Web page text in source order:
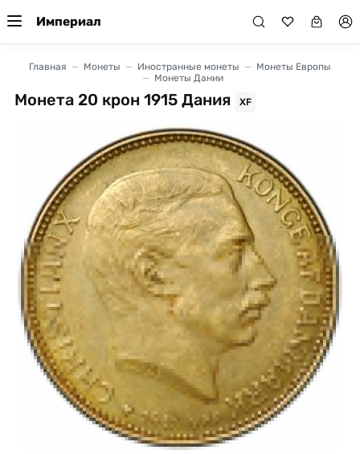
Империал
Главная Монеты Иностранные монеты
Монеты Европы
Монеты Дании
Монета 20 крон 1915 Дания XF